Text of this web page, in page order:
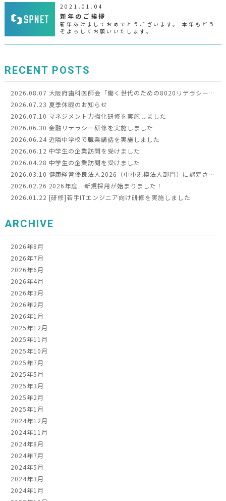
2021.01.04
新年のご挨拶
新年あけましておめでとうございます。 本年もどう
ぞよろしくお願いいたします。
RECENT POSTS
2026.08.07 大阪府歯科医師会「働く世代のための8020リテラシー向上事業」令和8年度モデル事業に選定されました
2026.07.23 夏季休暇のお知らせ
2026.07.10 マネジメント力強化研修を実施しました
2026.06.30 金融リテラシー研修を実施しました
2026.06.24 近隣中学校で職業講話を実施しました
2026.06.12 中学生の企業訪問を受けました
2026.04.28 中学生の企業訪問を受けました
2026.03.10 健康経営優良法人2026（中小規模法人部門）に認定されました
2026.02.26 2026年度 新規採用が始まりました！
2026.01.22 [研修]若手ITエンジニア向け研修を実施しました
ARCHIVE
2026年8月
2026年7月
2026年6月
2026年4月
2026年3月
2026年2月
2026年1月
2025年12月
2025年11月
2025年10月
2025年7月
2025年5月
2025年3月
2025年2月
2025年1月
2024年12月
2024年11月
2024年8月
2024年7月
2024年5月
2024年3月
2024年1月